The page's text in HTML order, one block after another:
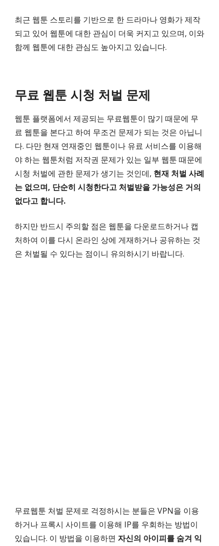
최근 웹툰 스토리를 기반으로 한 드라마나 영화가 제작
되고 있어 웹툰에 대한 관심이 더욱 커지고 있으며, 이와
함께 웹툰에 대한 관심도 높아지고 있습니다.
무료 웹툰 시청 처벌 문제
웹툰 플랫폼에서 제공되는 무료웹툰이 많기 때문에 무
료 웹툰을 본다고 하여 무조건 문제가 되는 것은 아닙니
다. 다만 현재 연재중인 웹툰이나 유료 서비스를 이용해
야 하는 웹툰처럼 저작권 문제가 있는 일부 웹툰 때문에
시청 처벌에 관한 문제가 생기는 것인데, 현재 처벌 사례
는 없으며, 단순히 시청한다고 처벌받을 가능성은 거의
없다고 합니다.
하지만 반드시 주의할 점은 웹툰을 다운로드하거나 캡
처하여 이를 다시 온라인 상에 게재하거나 공유하는 것
은 처벌될 수 있다는 점이니 유의하시기 바랍니다.
무료웹툰 처벌 문제로 걱정하시는 분들은 VPN을 이용
하거나 프록시 사이트를 이용해 IP를 우회하는 방법이
있습니다. 이 방법을 이용하면 자신의 아이피를 숨겨 익